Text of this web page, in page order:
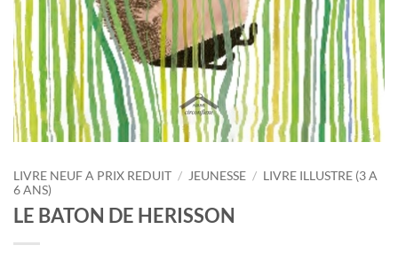
LIVRE NEUF A PRIX REDUIT / JEUNESSE / LIVRE ILLUSTRE (3 A
6 ANS)
LE BATON DE HERISSON